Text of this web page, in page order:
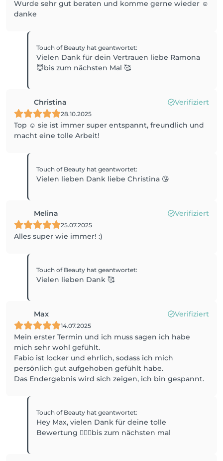
Wurde sehr gut beraten und komme gerne wieder ☺️
danke
Touch of Beauty hat geantwortet:
Vielen Dank für dein Vertrauen liebe Ramona
😇bis zum nächsten Mal 🥰
Christina Verifiziert
28.10.2025
Top ☺️ sie ist immer super entspannt, freundlich und
macht eine tolle Arbeit!
Touch of Beauty hat geantwortet:
Vielen lieben Dank liebe Christina 😘
Melina Verifiziert
25.07.2025
Alles super wie immer! :)
Touch of Beauty hat geantwortet:
Vielen lieben Dank 🥰
Max Verifiziert
14.07.2025
Mein erster Termin und ich muss sagen ich habe
mich sehr wohl gefühlt.
Fabio ist locker und ehrlich, sodass ich mich
persönlich gut aufgehoben gefühlt habe.
Das Endergebnis wird sich zeigen, ich bin gespannt.
Touch of Beauty hat geantwortet:
Hey Max, vielen Dank für deine tolle
Bewertung 💁🏽‍♂️bis zum nächsten mal